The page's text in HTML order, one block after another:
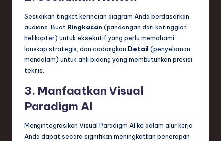
Sesuaikan tingkat kerincian diagram Anda berdasarkan
audiens. Buat Ringkasan (pandangan dari ketinggian
helikopter) untuk eksekutif yang perlu memahami
lanskap strategis, dan cadangkan Detail (penyelaman
mendalam) untuk ahli bidang yang membutuhkan presisi
teknis.
3. Manfaatkan Visual
Paradigm AI
Mengintegrasikan Visual Paradigm AI ke dalam alur kerja
Anda dapat secara signifikan meningkatkan penerapan